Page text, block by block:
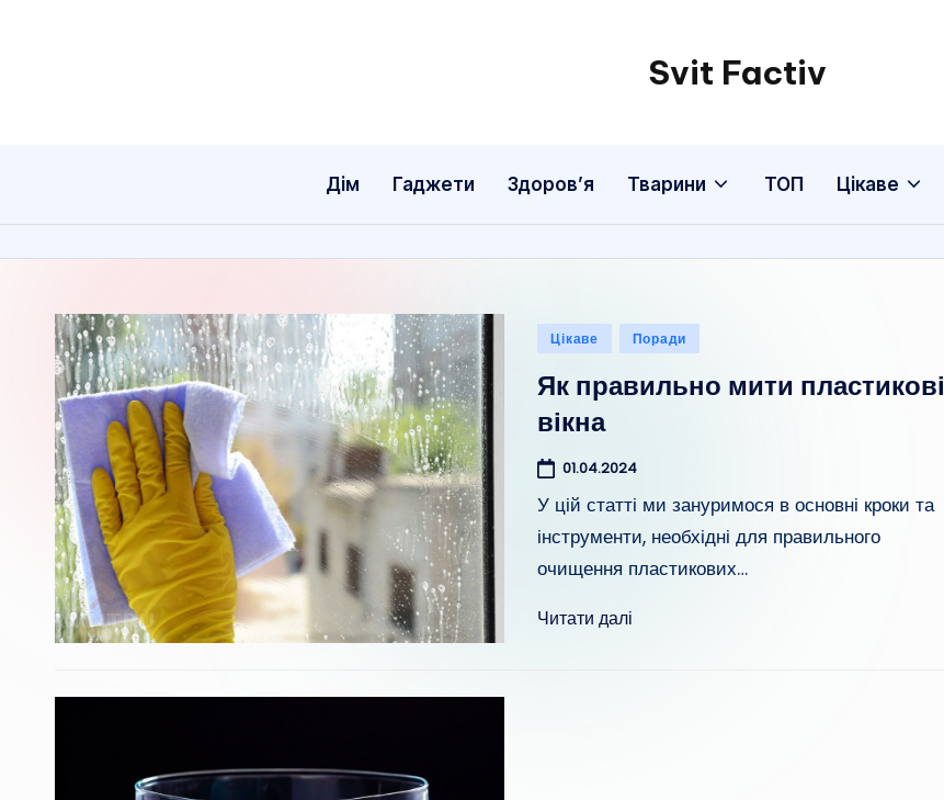
Svit Factiv
Дім Гаджети Здоров’я Тварини ТОП Цікаве
Опубліковано
Цікаве Поради
Як правильно мити пластикові
вікна
01.04.2024
У цій статті ми зануримося в основні кроки та
інструменти, необхідні для правильного
очищення пластикових…
Читати далі